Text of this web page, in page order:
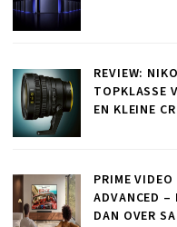
REVIEW:
TOPKLASSE
EN KLEINE
PRIME
ADVANCED –
DAN OVER